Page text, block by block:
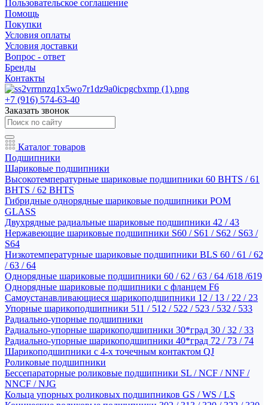
Пользовательское соглашение
Помощь
Покупки
Условия оплаты
Условия доставки
Вопрос - ответ
Бренды
Контакты
+7 (916) 574-63-40
Заказать звонок
Каталог товаров
Подшипники
Шариковые подшипники
Высокотемпературные шариковые подшипники 60 BHTS / 61
BHTS / 62 BHTS
Гибридные однорядные шариковые подшипники POM
GLASS
Двухрядные радиальные шариковые подшипники 42 / 43
Нержавеющие шариковые подшипники S60 / S61 / S62 / S63 /
S64
Низкотемпературные шариковые подшипники BLS 60 / 61 / 62
/ 63 / 64
Однорядные шариковые подшипники 60 / 62 / 63 / 64 /618 /619
Однорядные шариковые подшипники с фланцем F6
Самоустанавливающиеся шарикоподшипники 12 / 13 / 22 / 23
Упорные шарикоподшипники 511 / 512 / 522 / 523 / 532 / 533
Радиально-упорные подшипники
Радиально-упорные шарикоподшипники 30*град 30 / 32 / 33
Радиально-упорные шарикоподшипники 40*град 72 / 73 / 74
Шарикоподшипники с 4-х точечным контактом QJ
Роликовые подшипники
Бессепараторные роликовые подшипники SL / NCF / NNF /
NNCF / NJG
Кольца упорных роликовых подшипников GS / WS / LS